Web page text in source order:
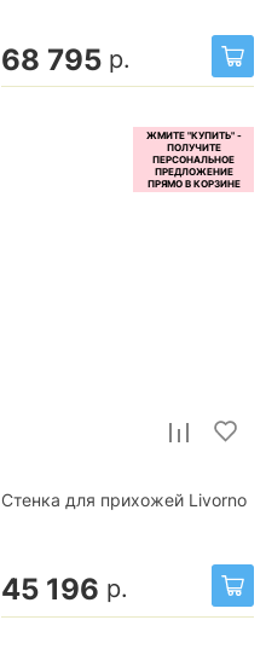
68 795 р.
Стенка для прихожей Livorno
45 196 р.